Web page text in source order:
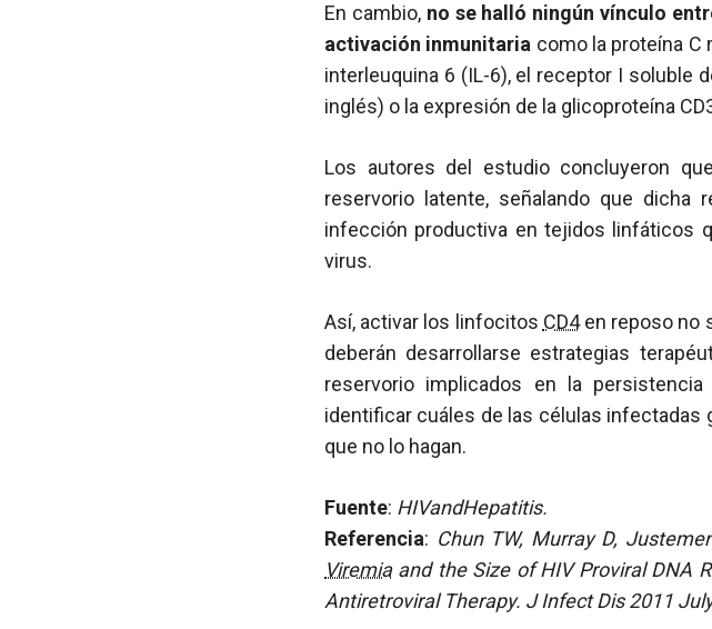
En cambio, no se halló ningún vínculo
activación inmunitaria como la proteína C
interleuquina 6 (IL-6), el receptor I soluble
inglés) o la expresión de la glicoproteína
Los autores del estudio concluyeron
reservorio latente, señalando que dicha
infección productiva en tejidos linfáticos
virus.
Así, activar los linfocitos CD4en reposo no
deberán desarrollarse estrategias
reservorio implicados en la
identificar cuáles de las células infectadas
que no lo hagan.
Fuente: HIVandHepatitis.
Referencia: Chun TW, Murray D,
Viremiaand the Size of HIV Proviral DNA
Antiretroviral Therapy. J Infect Dis 2011